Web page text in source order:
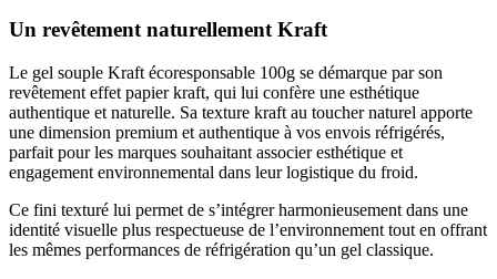
Un revêtement naturellement Kraft
Le gel souple Kraft écoresponsable 100g se démarque par son
revêtement effet papier kraft, qui lui confère une esthétique
authentique et naturelle. Sa texture kraft au toucher naturel apporte
une dimension premium et authentique à vos envois réfrigérés,
parfait pour les marques souhaitant associer esthétique et
engagement environnemental dans leur logistique du froid.
Ce fini texturé lui permet de s’intégrer harmonieusement dans une
identité visuelle plus respectueuse de l’environnement tout en offrant
les mêmes performances de réfrigération qu’un gel classique.